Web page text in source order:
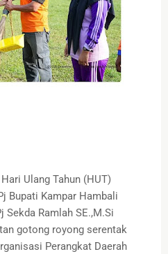
Ulang Tahun (HUT)
Bupati Kampar Hambali
Sekda Ramlah SE.,M.Si
gotong royong serentak
Perangkat Daerah